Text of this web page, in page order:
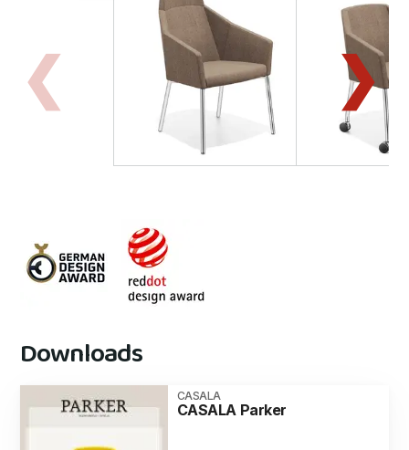
Downloads
CASALA
CASALA Parker